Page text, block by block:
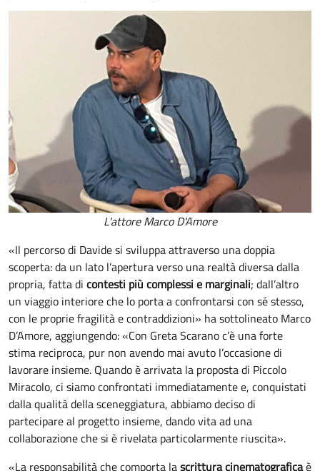
L'attore Marco D'Amore
«Il percorso di Davide si sviluppa attraverso una doppia
scoperta: da un lato l’apertura verso una realtà diversa dalla
propria, fatta di contesti più complessi e marginali; dall’altro
un viaggio interiore che lo porta a confrontarsi con sé stesso,
con le proprie fragilità e contraddizioni» ha sottolineato Marco
D’Amore, aggiungendo: «Con Greta Scarano c’è una forte
stima reciproca, pur non avendo mai avuto l’occasione di
lavorare insieme. Quando è arrivata la proposta di Piccolo
Miracolo, ci siamo confrontati immediatamente e, conquistati
dalla qualità della sceneggiatura, abbiamo deciso di
partecipare al progetto insieme, dando vita ad una
collaborazione che si è rivelata particolarmente riuscita».
«La responsabilità che comporta lascrittura cinematograficaè